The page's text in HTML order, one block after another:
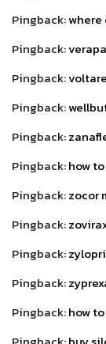
Pingback:where
Pingback:
Pingback:
Pingback:
Pingback:
Pingback:how
Pingback:zocor
Pingback:
Pingback:
Pingback:
Pingback:how